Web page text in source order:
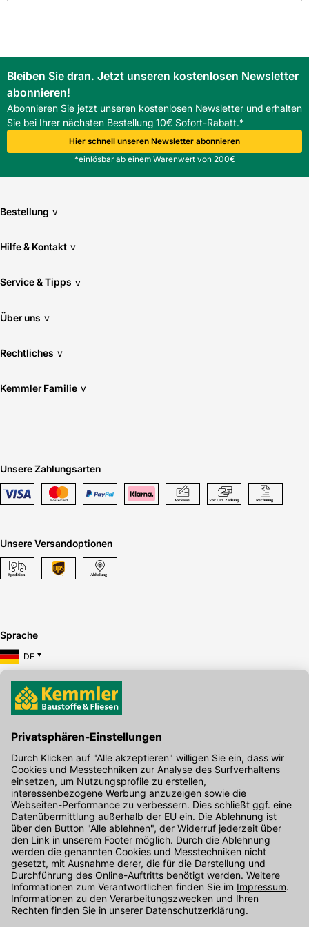
Bleiben Sie dran. Jetzt unseren kostenlosen Newsletter
abonnieren!
Abonnieren Sie jetzt unseren kostenlosen Newsletter und erhalten
Sie bei Ihrer nächsten Bestellung 10€ Sofort-Rabatt.*
Hier schnell unseren Newsletter abonnieren
*einlösbar ab einem Warenwert von 200€
Bestellung v
Hilfe & Kontakt v
Service & Tipps v
Über uns v
Rechtliches v
Kemmler Familie v
Unsere Zahlungsarten
Unsere Versandoptionen
Sprache
DE
Kontakt
Unser Onlineshop Team ist montags bis freitags von 08:00 - 17:00
Uhr unter der Telefonnummer07071 / 151-151für Sie erreichbar.
Alternativ können Sie unser Kontaktformular nutzen.
Den Kontakt direkt in unsere Niederlassungen finden Sie hier